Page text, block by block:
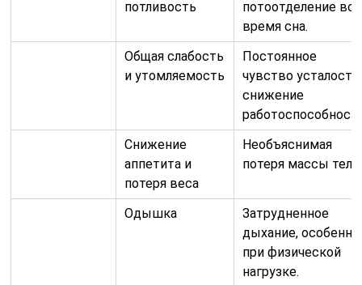
при физической
нагрузке.
Боль в грудной
клетке
Может быть
ноющей или
усиливаться при
кашле или
вдохе.
Кашель с
мокротой
Мокрота может
гнойной, иногда с
прожилками крови.
Выделение крови
мокротой, от